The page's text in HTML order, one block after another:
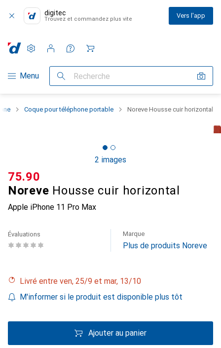
digitec
Trouvez et commandez plus vite Vers l'app
Navigation par catégorie
Menu Recherche
Paramètres
Compte client
Listes de comparaison
Listes d'envies
Panier
Coque pour téléphone portable Noreve Housse cuir horizontal
2 images
Noreve Housse cuir horizontal
Apple iPhone 11 Pro Max
CHF
75.90
Évaluations Marque
Plus de produits Noreve
Livré entre ven, 25/9 et mar, 13/10
M'informer si le produit est disponible plus tôt
Ajouter au panier